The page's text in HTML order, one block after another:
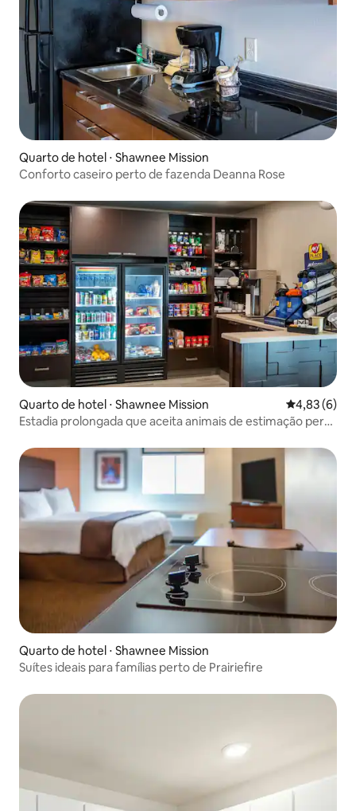
Quarto de hotel ⋅ Shawnee Mission
Conforto caseiro perto de fazenda Deanna Rose
Quarto de hotel ⋅ Shawnee Mission 4,83 de uma
4,83 (6)
Estadia prolongada que aceita animais de estimação perto
Quarto de hotel ⋅ Shawnee Mission
Suítes ideais para famílias perto de Prairiefire